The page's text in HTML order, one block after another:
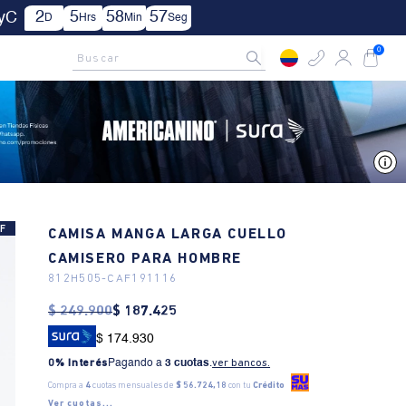
3 5Hrs 58Min 54Seg
Rastrea tu pedido aquí
Buscar 0
CAMISA MANGA LARGA CUELLO
CAMISERO PARA HOMBRE
812H505- CAF191116
$ 249.900$ 187.425
$ 174.930
0% Interés Pagando a3 cuotas.ver bancos.
Compra a 4cuotas mensuales de $ 56.724,18 con tuCrédito